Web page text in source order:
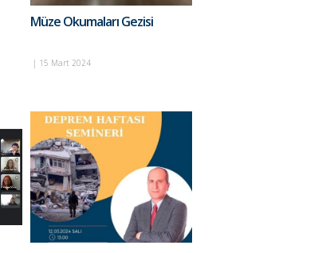
Müze Okumaları Gezisi
| 15 Mart 2024